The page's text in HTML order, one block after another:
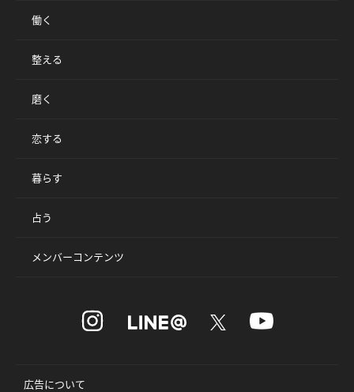
働く
整える
磨く
恋する
暮らす
占う
メンバーコンテンツ
広告について